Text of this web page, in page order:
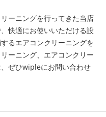
ーニングを行ってきた当店
快適にお使いいただける設
るエアコンクリーニングを
ーニング、エアコンクリー
ぜひwipleにお問い合わせ